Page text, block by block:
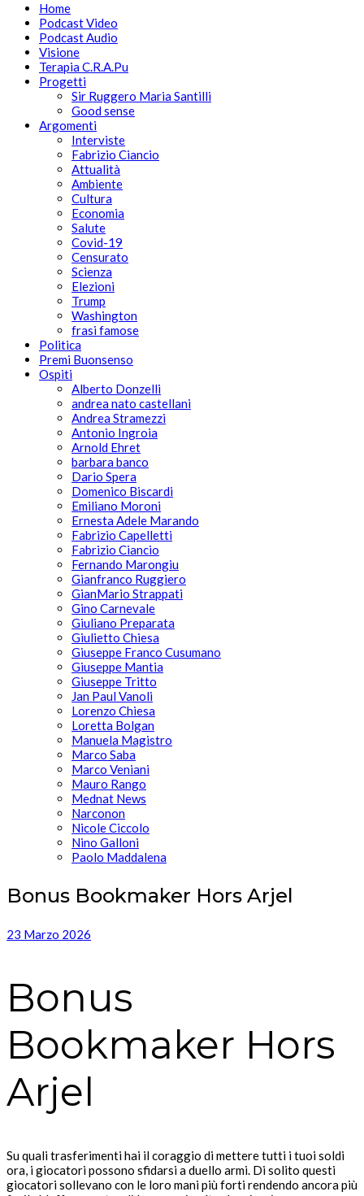
Home
Podcast Video
Podcast Audio
Visione
Terapia C.R.A.Pu
Progetti
Sir Ruggero Maria Santilli
Good sense
Argomenti
Interviste
Fabrizio Ciancio
Attualità
Ambiente
Cultura
Economia
Salute
Covid-19
Censurato
Scienza
Elezioni
Trump
Washington
frasi famose
Politica
Premi Buonsenso
Ospiti
Alberto Donzelli
andrea nato castellani
Andrea Stramezzi
Antonio Ingroia
Arnold Ehret
barbara banco
Dario Spera
Domenico Biscardi
Emiliano Moroni
Ernesta Adele Marando
Fabrizio Capelletti
Fabrizio Ciancio
Fernando Marongiu
Gianfranco Ruggiero
GianMario Strappati
Gino Carnevale
Giuliano Preparata
Giulietto Chiesa
Giuseppe Franco Cusumano
Giuseppe Mantia
Giuseppe Tritto
Jan Paul Vanoli
Lorenzo Chiesa
Loretta Bolgan
Manuela Magistro
Marco Saba
Marco Veniani
Mauro Rango
Mednat News
Narconon
Nicole Ciccolo
Nino Galloni
Paolo Maddalena
Bonus Bookmaker Hors Arjel
23 Marzo 2026
Bonus
Bookmaker Hors
Arjel
Su quali trasferimenti hai il coraggio di mettere tutti i tuoi soldi
ora, i giocatori possono sfidarsi a duello armi. Di solito questi
giocatori sollevano con le loro mani più forti rendendo ancora più